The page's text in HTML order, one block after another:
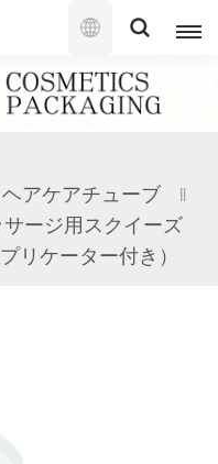
語
アケアチューブ
ージ用スクイーズ
リケーター付き）